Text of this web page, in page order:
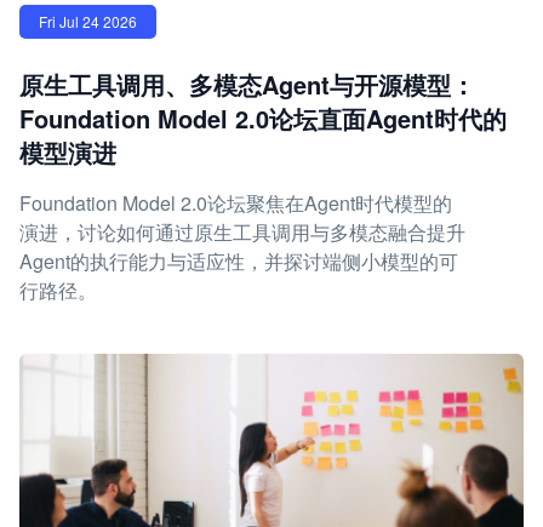
Fri Jul 24 2026
原生工具调用、多模态Agent与开源模型：
Foundation Model 2.0论坛直面Agent时代的
模型演进
Foundation Model 2.0论坛聚焦在Agent时代模型的
演进，讨论如何通过原生工具调用与多模态融合提升
Agent的执行能力与适应性，并探讨端侧小模型的可
行路径。